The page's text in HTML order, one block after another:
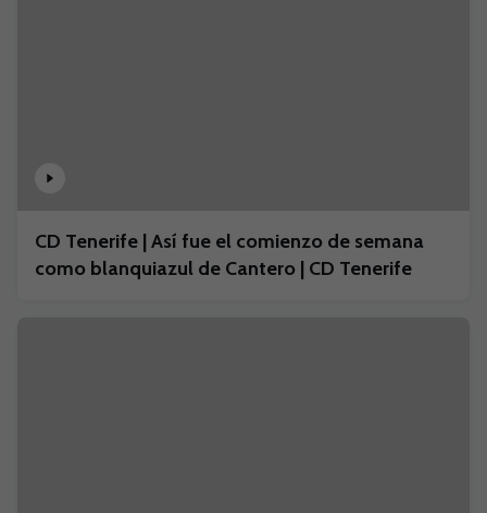
CD Tenerife | Así fue el comienzo de semana
como blanquiazul de Cantero | CD Tenerife